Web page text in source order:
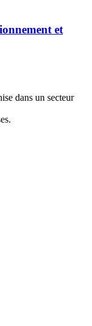
et
dans un secteur